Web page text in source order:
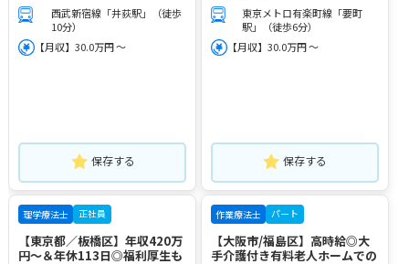
西武新宿線「井荻駅」（徒歩
10分）
【月収】30.0万円 ～
保存する
東京メトロ有楽町線「要町
駅」（徒歩6分）
【月収】30.0万円 ～
保存する
理学療法士 正社員
【東京都／板橋区】年収420万
円～＆年休113日◎福利厚生も
作業療法士 パート
【大阪市/福島区】高時給◎大
手介護付き有料老人ホームでの